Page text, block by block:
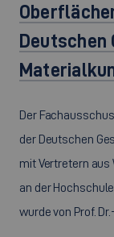
Der
der Deutschen
mit Vertretern aus
an der
wurde von Prof.